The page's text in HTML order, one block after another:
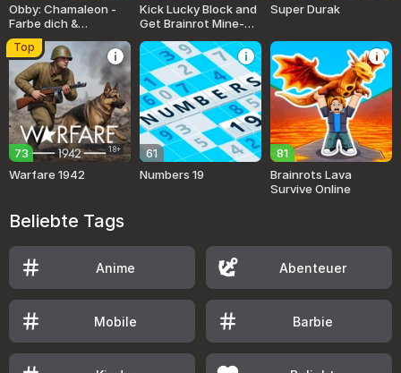
Obby: Chamaleon -
Farbe dich &
Versteck dich
Kick Lucky Block and
Get Brainrot Mine-
Super Durak
73 18+
Top
Warfare 1942
61
Numbers 19
81
Brainrots Lava
Survive Online
Beliebte Tags
Anime Abenteuer
Mobile Barbie